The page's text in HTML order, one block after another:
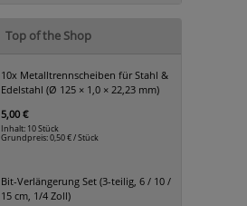
Top of the Shop
10x Metalltrennscheiben für Stahl &
Edelstahl (Ø 125 × 1,0 × 22,23 mm)
5,00 €
Inhalt: 10 Stück
Grundpreis:0,50 € / Stück
Bit-Verlängerung Set (3-teilig, 6 / 10 /
15 cm, 1/4 Zoll)